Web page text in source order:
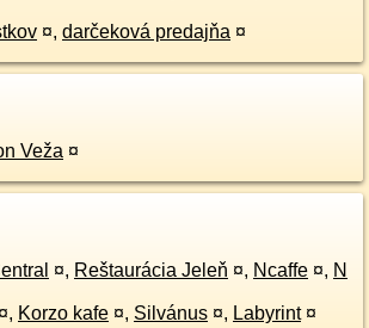
¤, darčeková predajňa ¤
Veža ¤
¤, Reštaurácia Jeleň ¤, Ncaffe ¤, N
¤, Korzo kafe ¤, Silvánus ¤, Labyrint ¤